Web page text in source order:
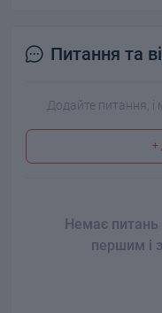
Питання та
Додайте питання,
+
Немає питань
першим і